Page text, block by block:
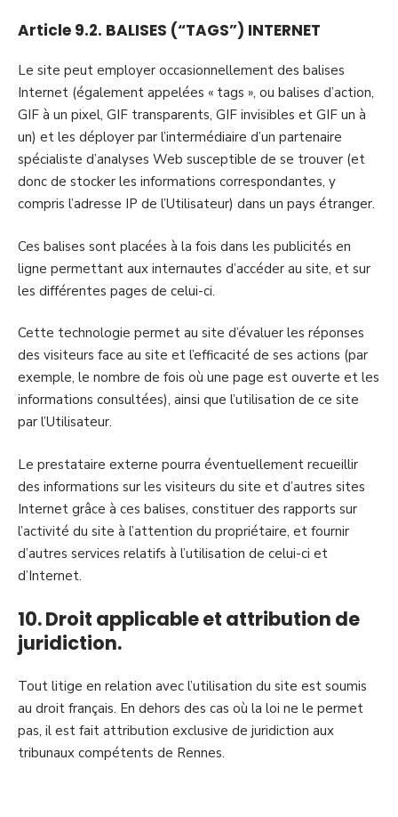
Article 9.2. BALISES (“TAGS”) INTERNET
Le site peut employer occasionnellement des balises
Internet (également appelées « tags », ou balises d’action,
GIF à un pixel, GIF transparents, GIF invisibles et GIF un à
un) et les déployer par l’intermédiaire d’un partenaire
spécialiste d’analyses Web susceptible de se trouver (et
donc de stocker les informations correspondantes, y
compris l’adresse IP de l’Utilisateur) dans un pays étranger.
Ces balises sont placées à la fois dans les publicités en
ligne permettant aux internautes d’accéder au site, et sur
les différentes pages de celui-ci.
Cette technologie permet au site d’évaluer les réponses
des visiteurs face au site et l’efficacité de ses actions (par
exemple, le nombre de fois où une page est ouverte et les
informations consultées), ainsi que l’utilisation de ce site
par l’Utilisateur.
Le prestataire externe pourra éventuellement recueillir
des informations sur les visiteurs du site et d’autres sites
Internet grâce à ces balises, constituer des rapports sur
l’activité du site à l’attention du propriétaire, et fournir
d’autres services relatifs à l’utilisation de celui-ci et
d’Internet.
10. Droit applicable et attribution de
juridiction.
Tout litige en relation avec l’utilisation du site est soumis
au droit français. En dehors des cas où la loi ne le permet
pas, il est fait attribution exclusive de juridiction aux
tribunaux compétents de Rennes.